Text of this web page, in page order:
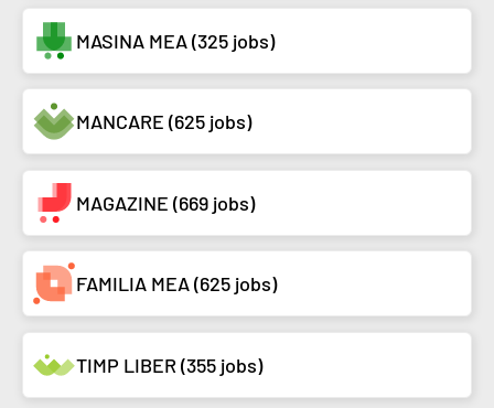
MASINA MEA (325 jobs)
MANCARE (625 jobs)
MAGAZINE (669 jobs)
FAMILIA MEA (625 jobs)
TIMP LIBER (355 jobs)